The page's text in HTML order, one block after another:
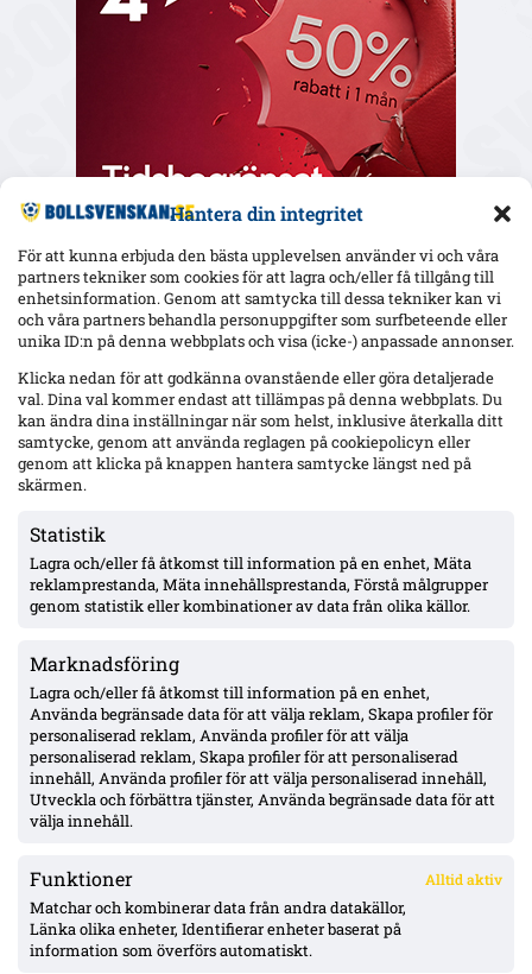
Hantera din integritet
För att kunna erbjuda den bästa upplevelsen använder vi och våra
partners tekniker som cookies för att lagra och/eller få tillgång till
enhetsinformation. Genom att samtycka till dessa tekniker kan vi
och våra partners behandla personuppgifter som surfbeteende eller
unika ID:n på denna webbplats och visa (icke-) anpassade annonser.
Klicka nedan för att godkänna ovanstående eller göra detaljerade
val. Dina val kommer endast att tillämpas på denna webbplats. Du
kan ändra dina inställningar när som helst, inklusive återkalla ditt
samtycke, genom att använda reglagen på cookiepolicyn eller
genom att klicka på knappen hantera samtycke längst ned på
skärmen.
Statistik
Lagra och/eller få åtkomst till information på en enhet, Mäta
reklamprestanda, Mäta innehållsprestanda, Förstå målgrupper
genom statistik eller kombinationer av data från olika källor.
Marknadsföring
Lagra och/eller få åtkomst till information på en enhet,
Använda begränsade data för att välja reklam, Skapa profiler för
personaliserad reklam, Använda profiler för att välja
personaliserad reklam, Skapa profiler för att personaliserad
innehåll, Använda profiler för att välja personaliserad innehåll,
Utveckla och förbättra tjänster, Använda begränsade data för att
välja innehåll.
Funktioner Alltid aktiv
Matchar och kombinerar data från andra datakällor,
Länka olika enheter, Identifierar enheter baserat på
information som överförs automatiskt.
Senaste
varnar: ”Mjällbys styrka är kollektivet”
AIK utan 13 spelare mot Örgryte – Hove avstängd, Ellingsen
MFF:s Anton Höög med tre raka starter – Helstrup:
framtidsroll som åtta, kontrakt till 2030
Pihlström två mål på två matcher – Luganos plan för år två ger
effekt
Uppgifter: Erzurumspor lägger lånebud på Ibrahim Diabaté –
GAIS-anfallaren under kontrakt till 2028
ÖVERSIKT
Nyheter & Reportage
Spelarbetyg